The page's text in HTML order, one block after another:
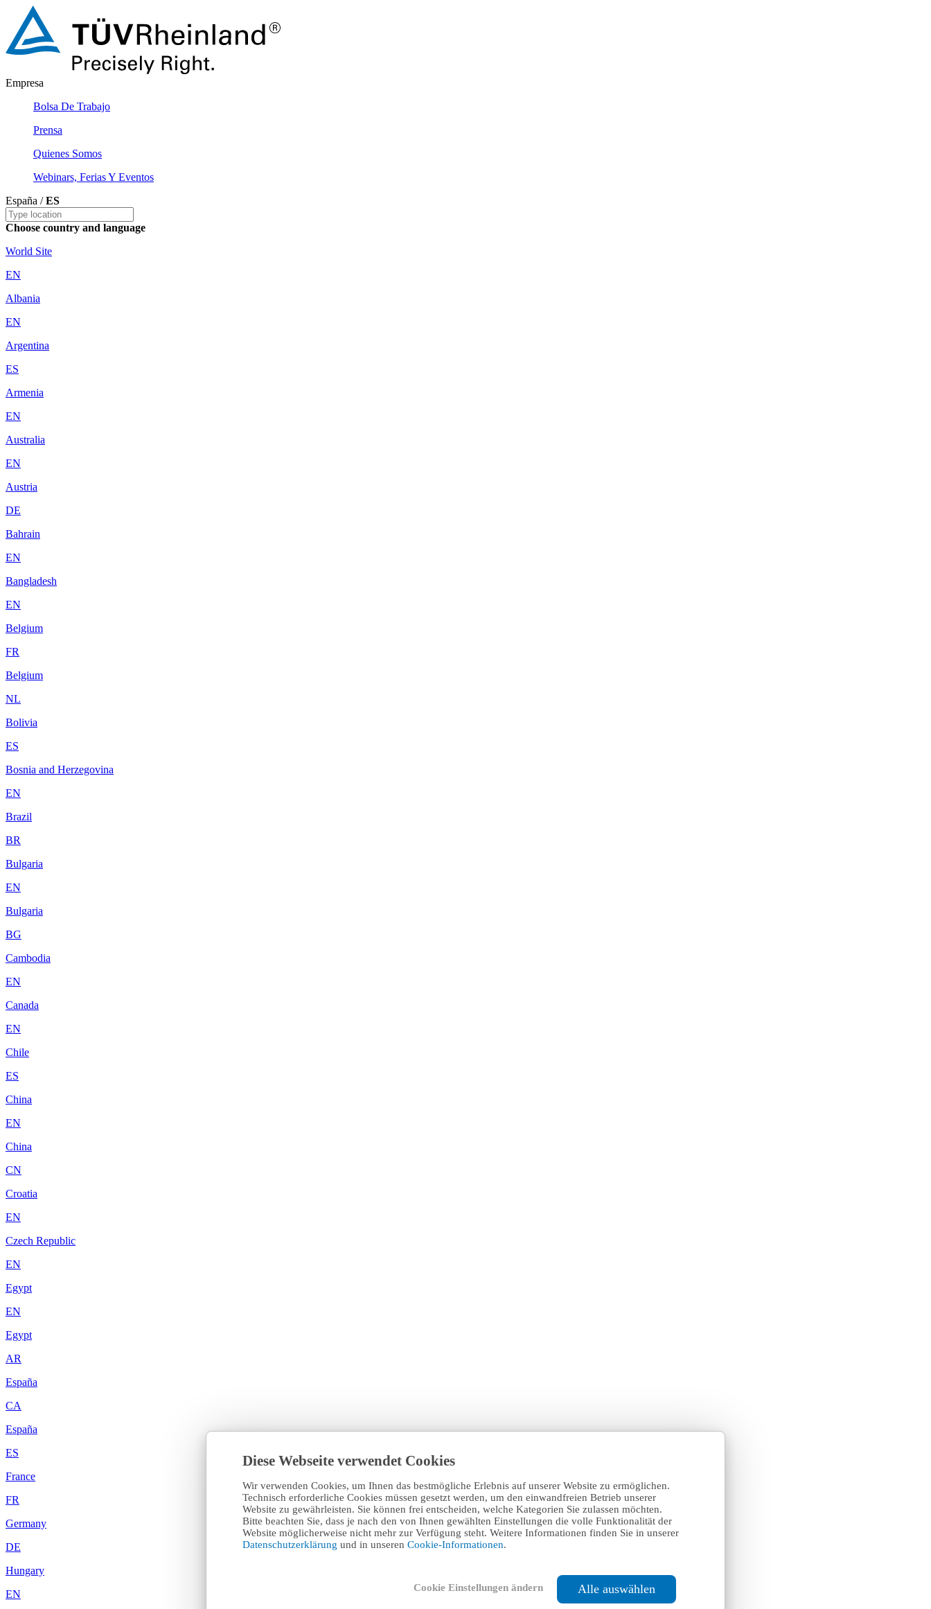
Diese Webseite verwendet Cookies
Wir verwenden Cookies, um Ihnen das bestmögliche Erlebnis auf unserer Website zu ermöglichen.
Technisch erforderliche Cookies müssen gesetzt werden, um den einwandfreien Betrieb unserer
Website zu gewährleisten. Sie können frei entscheiden, welche Kategorien Sie zulassen möchten.
Bitte beachten Sie, dass je nach den von Ihnen gewählten Einstellungen die volle Funktionalität der
Website möglicherweise nicht mehr zur Verfügung steht. Weitere Informationen finden Sie in unserer
Datenschutzerklärung und in unseren Cookie-Informationen.
Cookie Einstellungen ändern Alle auswählen
Empresa
Bolsa De Trabajo
Prensa
Quienes Somos
Webinars, Ferias Y Eventos
España /ES
Choose country and language
World Site
EN
Albania
EN
Argentina
ES
Armenia
EN
Australia
EN
Austria
DE
Bahrain
EN
Bangladesh
EN
Belgium
FR
Belgium
NL
Bolivia
ES
Bosnia and Herzegovina
EN
Brazil
BR
Bulgaria
EN
Bulgaria
BG
Cambodia
EN
Canada
EN
Chile
ES
China
EN
China
CN
Croatia
EN
Czech Republic
EN
Egypt
EN
Egypt
AR
España
CA
España
ES
France
FR
Germany
DE
Hungary
EN